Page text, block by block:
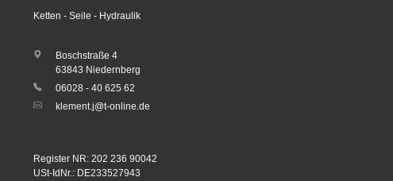
Ketten - Seile - Hydraulik
Boschstraße 4
63843 Niedernberg
06028 - 40 625 62
klement.j@t-online.de
Register NR: 202 236 90042
USt-IdNr.: DE233527943